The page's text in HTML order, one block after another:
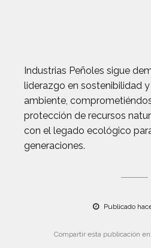
Industrias Peñoles sigue
liderazgo en sostenibilidad
ambiente,
protección de recursos
con el legado ecológico
generaciones.
Publicado
Compartir esta publicación en: